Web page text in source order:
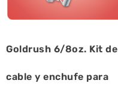
Goldrush 6/8oz. Kit de
cable y enchufe para